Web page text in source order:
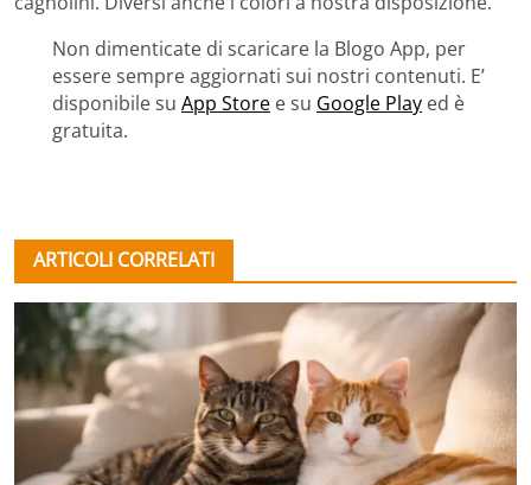
Non dimenticate di scaricare la Blogo App, per
essere sempre aggiornati sui nostri contenuti. E’
disponibile su App Store e su Google Play ed è
gratuita.
ARTICOLI CORRELATI